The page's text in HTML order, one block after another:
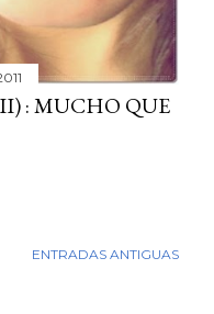
: MUCHO QUE
ENTRADAS ANTIGUAS